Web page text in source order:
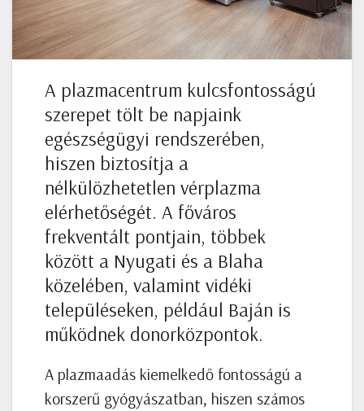
A plazmacentrum kulcsfontosságú
szerepet tölt be napjaink
egészségügyi rendszerében,
hiszen biztosítja a
nélkülözhetetlen vérplazma
elérhetőségét. A főváros
frekventált pontjain, többek
között a Nyugati és a Blaha
közelében, valamint vidéki
településeken, például Baján is
működnek donorközpontok.
A plazmaadás kiemelkedő fontosságú a
korszerű gyógyászatban, hiszen számos